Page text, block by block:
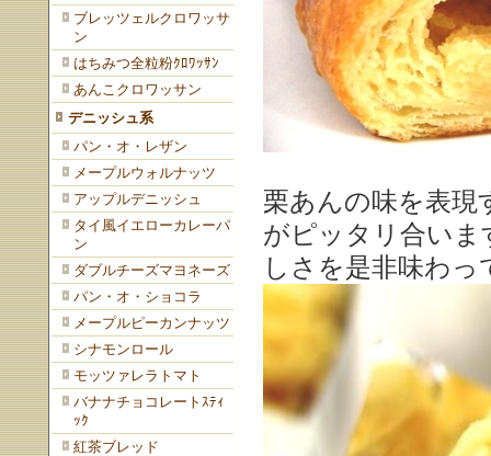
ブレッツェルクロワッサ
ン
はちみつ全粒粉ｸﾛﾜｯｻﾝ
あんこクロワッサン
デニッシュ系
パン・オ・レザン
メープルウォルナッツ
アップルデニッシュ
タイ風イエローカレーパ
ン
ダブルチーズマヨネーズ
パン・オ・ショコラ
メープルピーカンナッツ
シナモンロール
モッツァレラトマト
バナナチョコレートｽﾃｨ
ｯｸ
紅茶ブレッド
栗あんの味を表
がピッタリ合いま
しさを是非味わ